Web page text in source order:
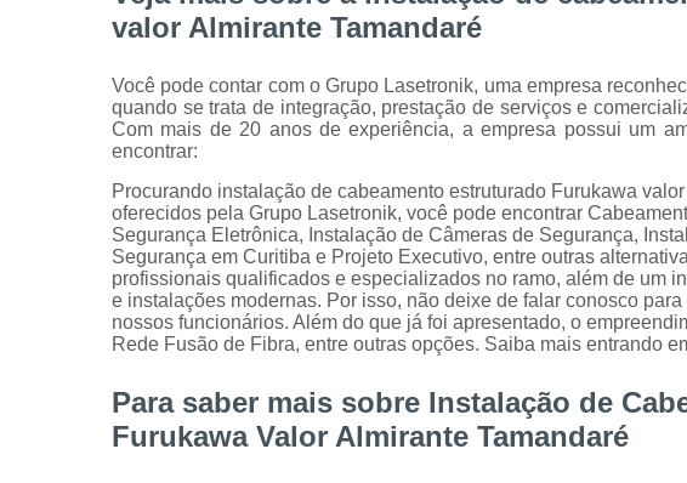
valor Almirante Tamandaré
Você pode contar com o Grupo Lasetronik, uma empresa
quando se trata de integração, prestação de serviços e
Com mais de 20 anos de experiência, a empresa possui um
encontrar:
Procurando instalação de cabeamento estruturado Furukawa
oferecidos pela Grupo Lasetronik, você pode encontrar
Segurança Eletrônica, Instalação de Câmeras de Segurança,
Segurança em Curitiba e Projeto Executivo, entre outras
profissionais qualificados e especializados no ramo, além de um
e instalações modernas. Por isso, não deixe de falar conosco
nossos funcionários. Além do que já foi apresentado, o
Rede Fusão de Fibra, entre outras opções. Saiba mais entrando
Para saber mais sobre Instalação de
Furukawa Valor Almirante Tamandaré